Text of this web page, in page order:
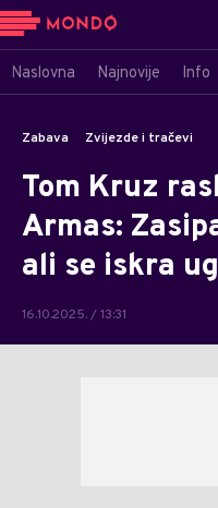
Naslovna Najnovije Info
Zabava Zvijezde i tračevi
Tom Kruz
Armas:
ali se iskra
16.10.2025. / 13:31